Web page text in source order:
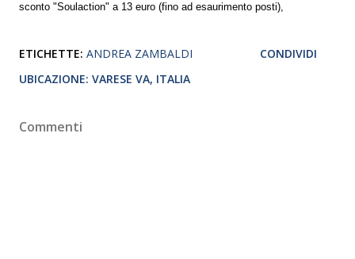
sconto "Soulaction" a 13 euro (fino ad esaurimento posti),
ETICHETTE: ANDREA ZAMBALDI
UBICAZIONE: VARESE VA, ITALIA
CONDIVIDI
Commenti